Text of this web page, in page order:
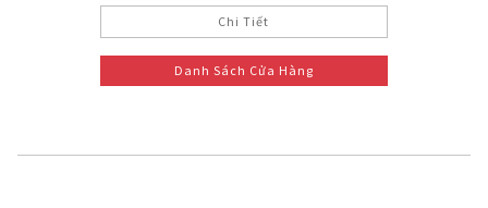
Chi Tiết
Danh Sách Cửa Hàng